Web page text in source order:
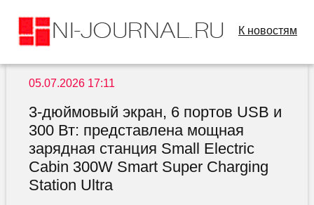
К новостям
05.07.2026 17:11
3-дюймовый экран, 6 портов USB и
300 Вт: представлена мощная
зарядная станция Small Electric
Cabin 300W Smart Super Charging
Station Ultra